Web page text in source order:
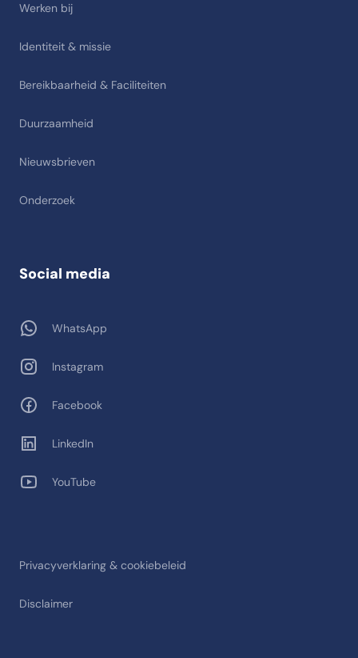
Werken bij
Identiteit & missie
Bereikbaarheid & Faciliteiten
Duurzaamheid
Nieuwsbrieven
Onderzoek
Privacyverklaring & cookiebeleid
Disclaimer
Social media
WhatsApp
Instagram
Facebook
LinkedIn
YouTube